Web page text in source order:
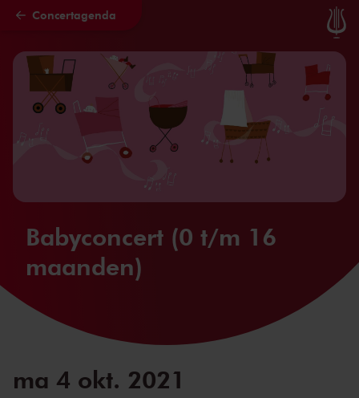
Naar hoofdcontent
Concertagenda
Babyconcert (0 t/m 16
maanden)
ma 4 okt. 2021